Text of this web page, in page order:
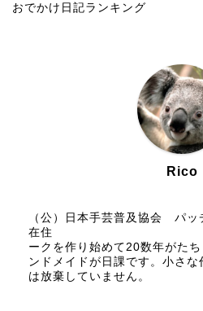
おでかけ日記ランキング
Rico
（公）日本手芸普及協会 パ
在住 パ
ークを作り始めて20数年がた
ンドメイドが日課です。小さ
は放棄していません。